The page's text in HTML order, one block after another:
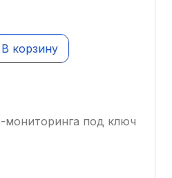
В корзину
мониторинга под ключ